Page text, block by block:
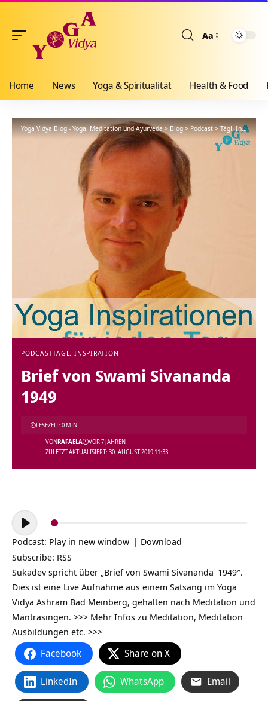
Aa
Home News Yoga & Spiritualität Health & Food
Yoga Vidya Blog - Yoga, Meditation und Ayurveda>Blog>Podcast>Tägl. Inspiration
PODCASTTÄGL. INSPIRATION
Brief von Swami Sivananda
1949
ZULETZT AKTUALISIERT: 30. AUGUST 2019 11:33
VONRAFAELA VOR 7 JAHREN
LESEZEIT: 0 MIN
Audio-
Player
Podcast: Play in new window | Download
Subscribe: RSS
Sukadev spricht über „Brief von Swami Sivananda 1949″.
Dies ist eine Live Aufnahme aus einem Satsang im Yoga
Vidya Ashram Bad Meinberg, gehalten nach Meditation und
Mantrasingen. >>> Mehr Infos zu Meditation, Meditation
Ausbildungen etc. >>>
Facebook Share on X
LinkedIn WhatsApp Email